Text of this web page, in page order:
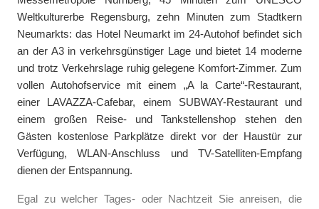
Weltkulturerbe Regensburg, zehn Minuten zum Stadtkern
Neumarkts: das Hotel Neumarkt im 24-Autohof befindet sich
an der A3 in verkehrsgünstiger Lage und bietet 14 moderne
und trotz Verkehrslage ruhig gelegene Komfort-Zimmer. Zum
vollen Autohofservice mit einem „A la Carte“-Restaurant,
einer LAVAZZA-Cafebar, einem SUBWAY-Restaurant und
einem großen Reise- und Tankstellenshop stehen den
Gästen kostenlose Parkplätze direkt vor der Haustür zur
Verfügung, WLAN-Anschluss und TV-Satelliten-Empfang
dienen der Entspannung.
Egal zu welcher Tages- oder Nachtzeit Sie anreisen, die